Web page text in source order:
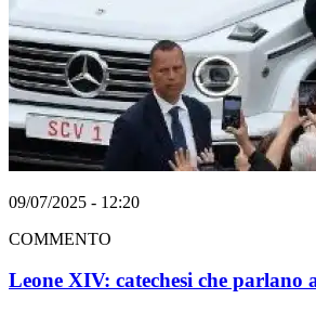
09/07/2025 - 12:20
COMMENTO
Leone XIV: catechesi che parlano